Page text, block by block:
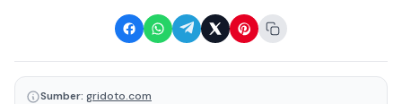
Sumber: gridoto.com